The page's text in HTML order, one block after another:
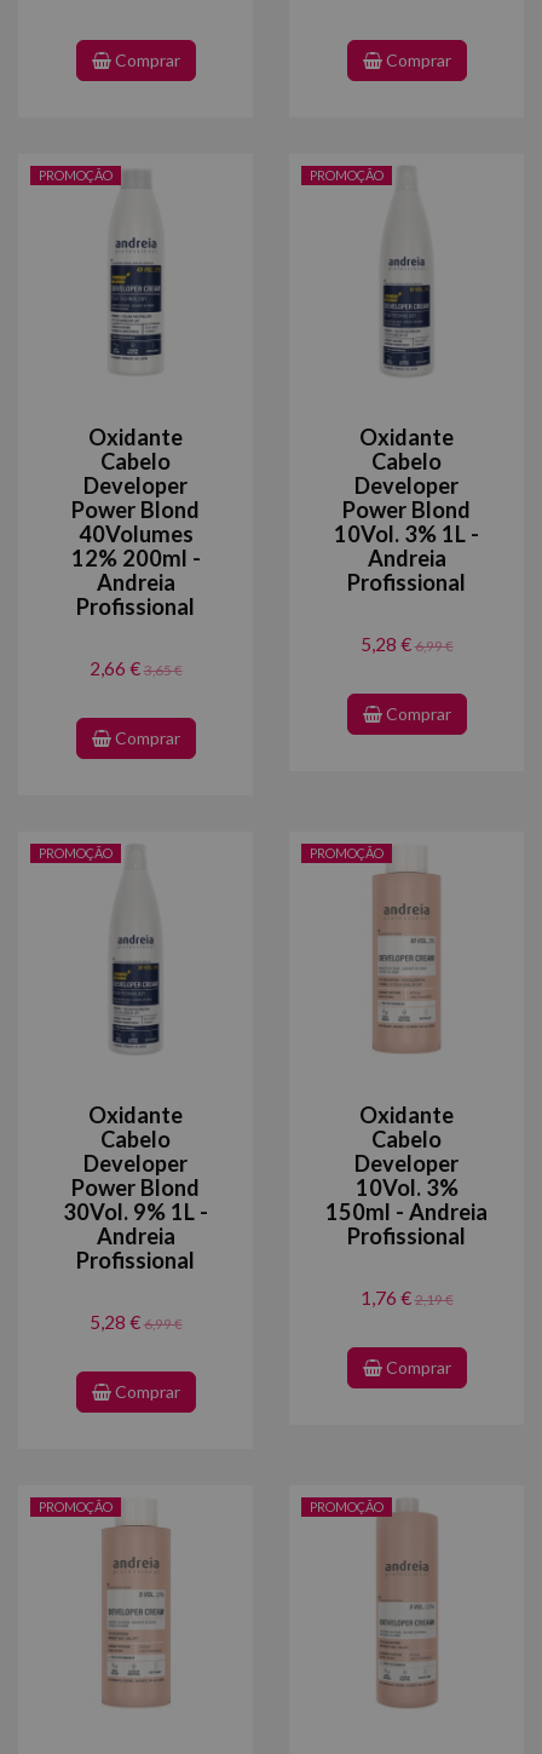
Comprar Comprar
PROMOÇÃO
Oxidante
Cabelo
Developer
Power Blond
40Volumes
12% 200ml -
Andreia
Profissional
2,66 €3,65 €
Comprar
PROMOÇÃO
Oxidante
Cabelo
Developer
Power Blond
10Vol. 3% 1L -
Andreia
Profissional
5,28 €6,99 €
Comprar
PROMOÇÃO
Oxidante
Cabelo
Developer
Power Blond
30Vol. 9% 1L -
Andreia
Profissional
5,28 €6,99 €
Comprar
PROMOÇÃO
Oxidante
Cabelo
Developer
10Vol. 3%
150ml - Andreia
Profissional
1,76 €2,19 €
Comprar
PROMOÇÃO PROMOÇÃO